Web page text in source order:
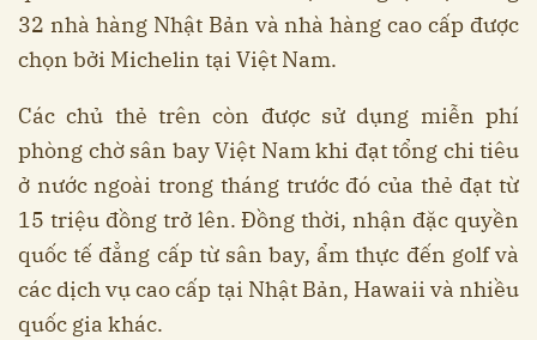
32 nhà hàng Nhật Bản và nhà hàng cao cấp được
chọn bởi Michelin tại Việt Nam.
Các chủ thẻ trên còn được sử dụng miễn phí
phòng chờ sân bay Việt Nam khi đạt tổng chi tiêu
ở nước ngoài trong tháng trước đó của thẻ đạt từ
15 triệu đồng trở lên. Đồng thời, nhận đặc quyền
quốc tế đẳng cấp từ sân bay, ẩm thực đến golf và
các dịch vụ cao cấp tại Nhật Bản, Hawaii và nhiều
quốc gia khác.